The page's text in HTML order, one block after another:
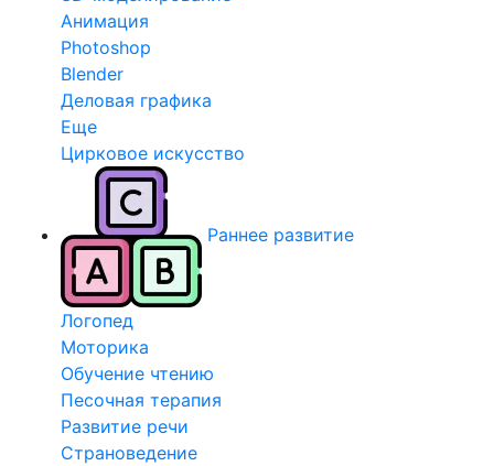
Анимация
Photoshop
Blender
Деловая графика
Еще
Цирковое искусство
Раннее развитие
Логопед
Моторика
Обучение чтению
Песочная терапия
Развитие речи
Страноведение